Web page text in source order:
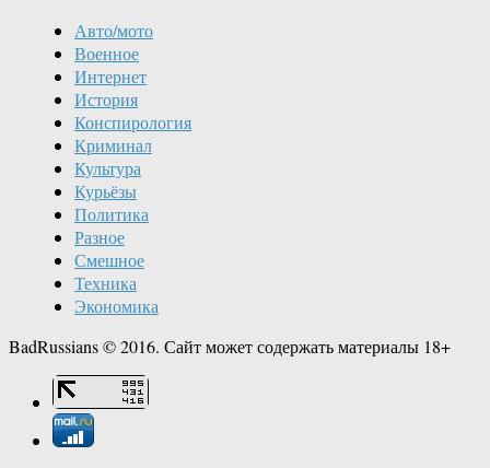
Авто/мото
Военное
Интернет
История
Конспирология
Криминал
Культура
Курьёзы
Политика
Разное
Смешное
Техника
Экономика
BadRussians © 2016. Сайт может содержать материалы 18+